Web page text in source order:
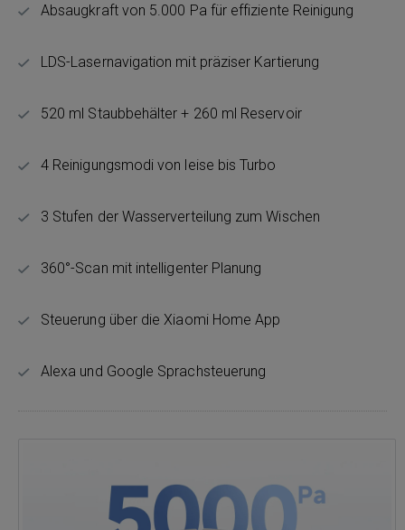
Absaugkraft von 5.000 Pa für effiziente Reinigung
LDS-Lasernavigation mit präziser Kartierung
520 ml Staubbehälter + 260 ml Reservoir
4 Reinigungsmodi von leise bis Turbo
3 Stufen der Wasserverteilung zum Wischen
360°-Scan mit intelligenter Planung
Steuerung über die Xiaomi Home App
Alexa und Google Sprachsteuerung